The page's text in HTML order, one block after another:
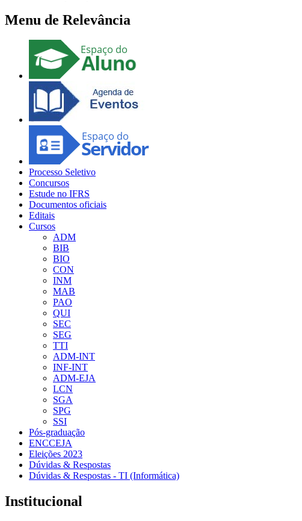
Menu de Relevância
Processo Seletivo
Concursos
Estude no IFRS
Documentos oficiais
Editais
Cursos
ADM
BIB
BIO
CON
INM
MAB
PAO
QUI
SEC
SEG
TTI
ADM-INT
INF-INT
ADM-EJA
LCN
SGA
SPG
SSI
Pós-graduação
ENCCEJA
Eleições 2023
Dúvidas & Respostas
Dúvidas & Respostas - TI (Informática)
Institucional